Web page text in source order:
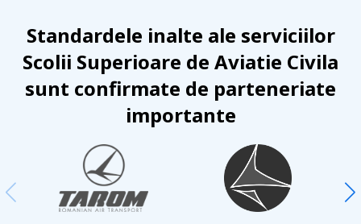
Standardele inalte ale serviciilor
Scolii Superioare de Aviatie Civila
sunt confirmate de parteneriate
importante